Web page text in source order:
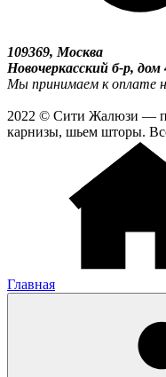
109369, Москва
Новочеркасский б-р, дом
Мы принимаем к оплате
2022 © Сити Жалюзи —
карнизы, шьем шторы.
Главная